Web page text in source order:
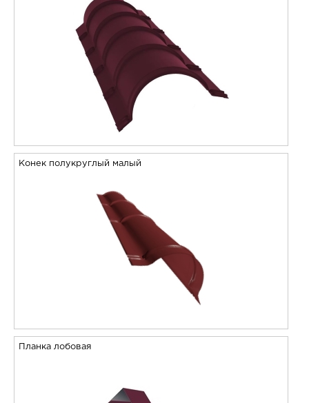
Конек полукруглый малый
Планка лобовая